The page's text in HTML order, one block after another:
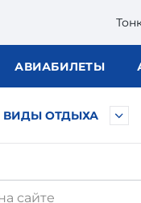
АВИАБИЛЕТЫ
ВИДЫ ОТДЫХА